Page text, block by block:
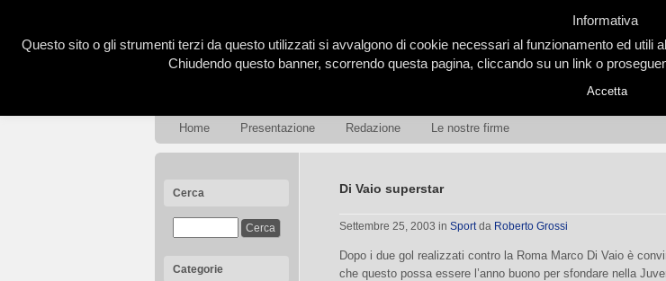
Home Presentazione Redazione Le nostre firme
Cerca
Categorie
Di Vaio superstar
Settembre 25, 2003 in Sportda Roberto Grossi
Dopo i due gol realizzati contro la Roma Marco Di Vaio è
che questo possa essere l’anno buono per sfondare nella
Informativa
Questo sito o gli strumenti terzi da questo utilizzati si avvalgono di cookie necessari al funzionamento ed utili
Chiudendo questo banner, scorrendo questa pagina, cliccando su un link o
Accetta